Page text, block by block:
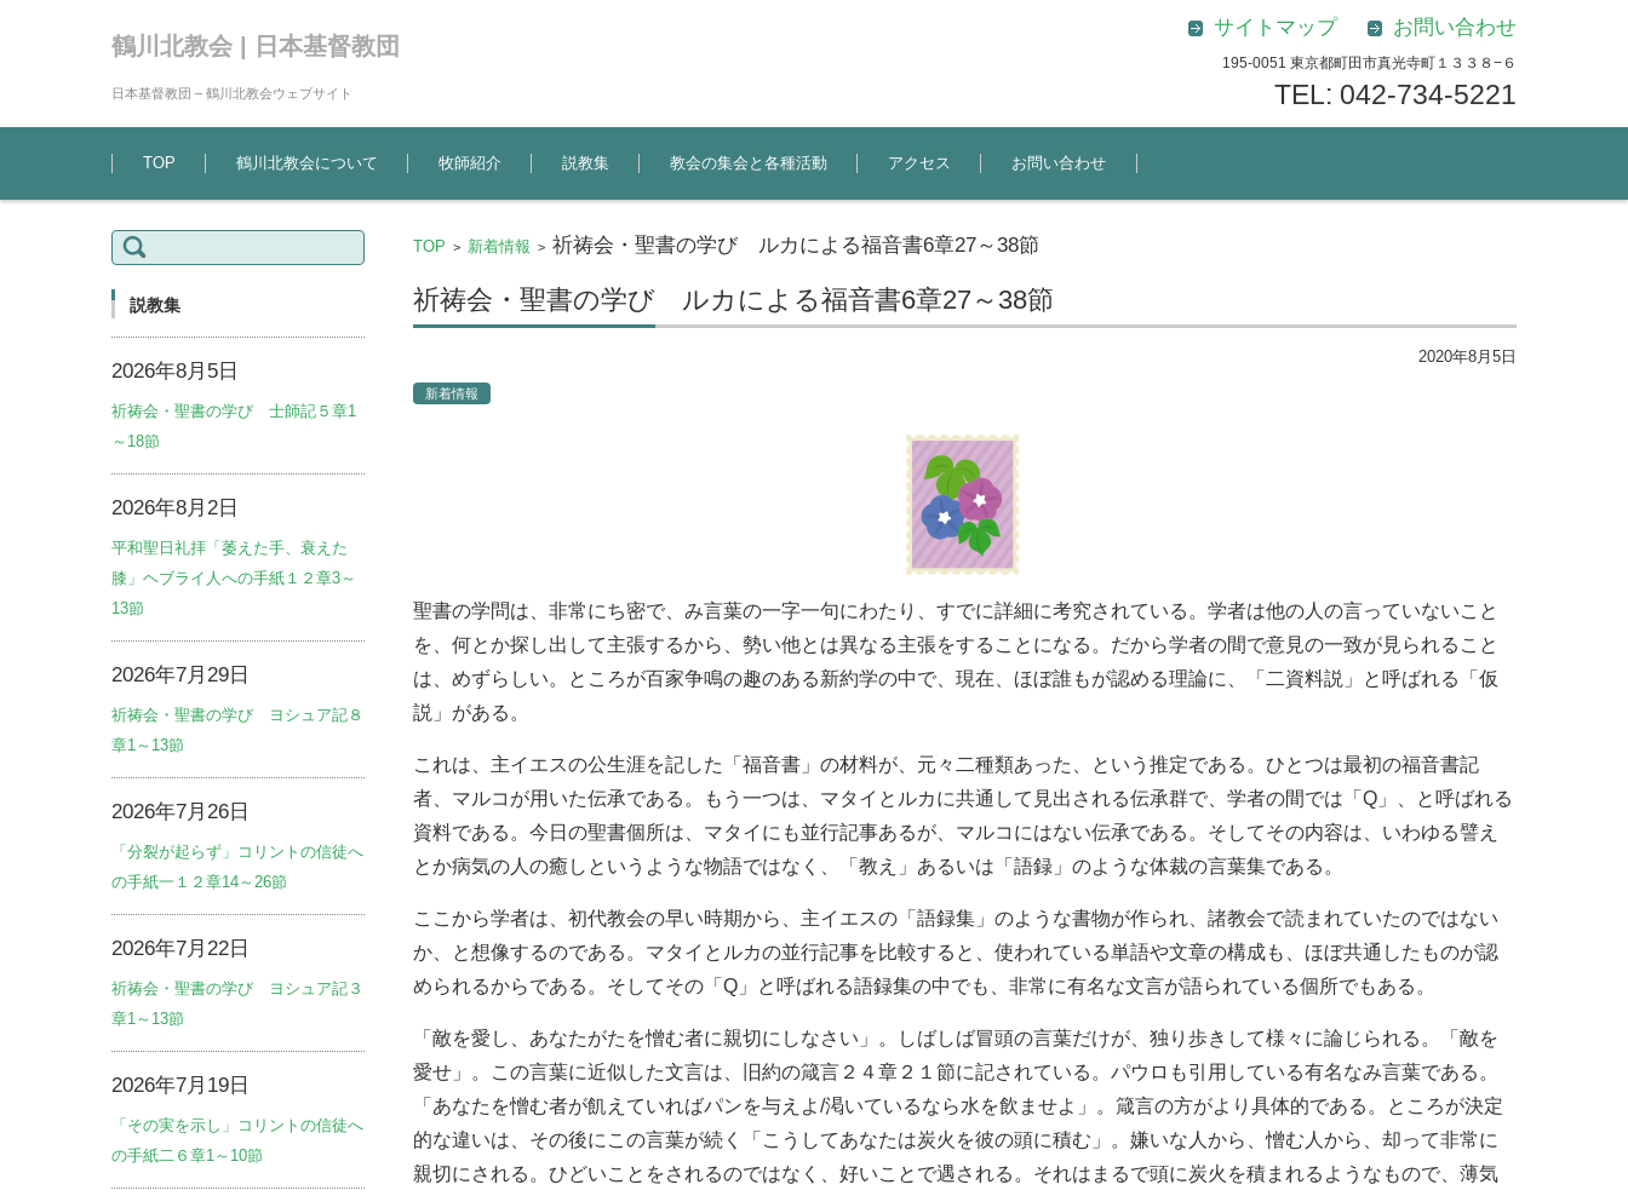
鶴川北教会 | 日本基督教団
日本基督教団 – 鶴川北教会ウェブサイト
サイトマップ お問い合わせ
195-0051 東京都町田市真光寺町１３３８−６
TEL: 042-734-5221
コンテンツに移動
TOP
鶴川北教会について 牧師紹介 説教集 教会の集会と各種活動 アクセス お問い合わせ
TOP > 新着情報 > 祈祷会・聖書の学び ルカによる福音書6章27～38節
祈祷会・聖書の学び ルカによる福音書6章27～38節
2020年8月5日
新着情報
聖書の学問は、非常にち密で、み言葉の一字一句にわたり、すでに詳細に考究されている。学者は他の人の言っていないこと
を、何とか探し出して主張するから、勢い他とは異なる主張をすることになる。だから学者の間で意見の一致が見られること
は、めずらしい。ところが百家争鳴の趣のある新約学の中で、現在、ほぼ誰もが認める理論に、「二資料説」と呼ばれる「仮
説」がある。
これは、主イエスの公生涯を記した「福音書」の材料が、元々二種類あった、という推定である。ひとつは最初の福音書記
者、マルコが用いた伝承である。もう一つは、マタイとルカに共通して見出される伝承群で、学者の間では「Q」、と呼ばれる
資料である。今日の聖書個所は、マタイにも並行記事あるが、マルコにはない伝承である。そしてその内容は、いわゆる譬え
とか病気の人の癒しというような物語ではなく、「教え」あるいは「語録」のような体裁の言葉集である。
ここから学者は、初代教会の早い時期から、主イエスの「語録集」のような書物が作られ、諸教会で読まれていたのではない
か、と想像するのである。マタイとルカの並行記事を比較すると、使われている単語や文章の構成も、ほぼ共通したものが認
められるからである。そしてその「Q」と呼ばれる語録集の中でも、非常に有名な文言が語られている個所でもある。
「敵を愛し、あなたがたを憎む者に親切にしなさい」。しばしば冒頭の言葉だけが、独り歩きして様々に論じられる。「敵を
愛せ」。この言葉に近似した文言は、旧約の箴言２４章２１節に記されている。パウロも引用している有名なみ言葉である。
「あなたを憎む者が飢えていればパンを与えよ/渇いているなら水を飲ませよ」。箴言の方がより具体的である。ところが決定
的な違いは、その後にこの言葉が続く「こうしてあなたは炭火を彼の頭に積む」。嫌いな人から、憎む人から、却って非常に
親切にされる。ひどいことをされるのではなく、好いことで遇される。それはまるで頭に炭火を積まれるようなもので、薄気
検
索:
説教集
2026年8月5日
祈祷会・聖書の学び 士師記５章1
～18節
2026年8月2日
平和聖日礼拝「萎えた手、衰えた
膝」ヘブライ人への手紙１２章3～
13節
2026年7月29日
祈祷会・聖書の学び ヨシュア記８
章1～13節
2026年7月26日
「分裂が起らず」コリントの信徒へ
の手紙一１２章14～26節
2026年7月22日
祈祷会・聖書の学び ヨシュア記３
章1～13節
2026年7月19日
「その実を示し」コリントの信徒へ
の手紙二６章1～10節